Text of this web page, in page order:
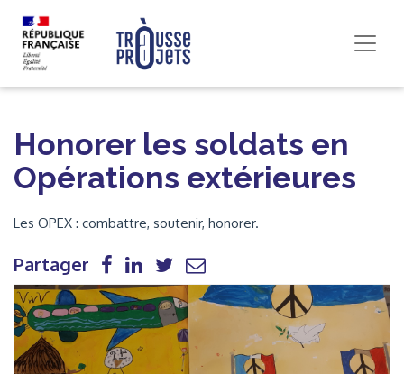
Honorer les soldats en
Opérations extérieures
Les OPEX : combattre, soutenir, honorer.
Partager